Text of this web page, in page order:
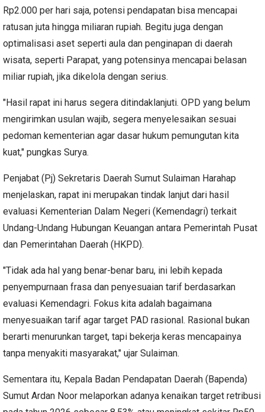
Rp2.000 per hari saja, potensi pendapatan bisa mencapai
ratusan juta hingga miliaran rupiah. Begitu juga dengan
optimalisasi aset seperti aula dan penginapan di daerah
wisata, seperti Parapat, yang potensinya mencapai belasan
miliar rupiah, jika dikelola dengan serius.
"Hasil rapat ini harus segera ditindaklanjuti. OPD yang belum
mengirimkan usulan wajib, segera menyelesaikan sesuai
pedoman kementerian agar dasar hukum pemungutan kita
kuat," pungkas Surya.
Penjabat (Pj) Sekretaris Daerah Sumut Sulaiman Harahap
menjelaskan, rapat ini merupakan tindak lanjut dari hasil
evaluasi Kementerian Dalam Negeri (Kemendagri) terkait
Undang-Undang Hubungan Keuangan antara Pemerintah Pusat
dan Pemerintahan Daerah (HKPD).
"Tidak ada hal yang benar-benar baru, ini lebih kepada
penyempurnaan frasa dan penyesuaian tarif berdasarkan
evaluasi Kemendagri. Fokus kita adalah bagaimana
menyesuaikan tarif agar target PAD rasional. Rasional bukan
berarti menurunkan target, tapi bekerja keras mencapainya
tanpa menyakiti masyarakat," ujar Sulaiman.
Sementara itu, Kepala Badan Pendapatan Daerah (Bapenda)
Sumut Ardan Noor melaporkan adanya kenaikan target retribusi